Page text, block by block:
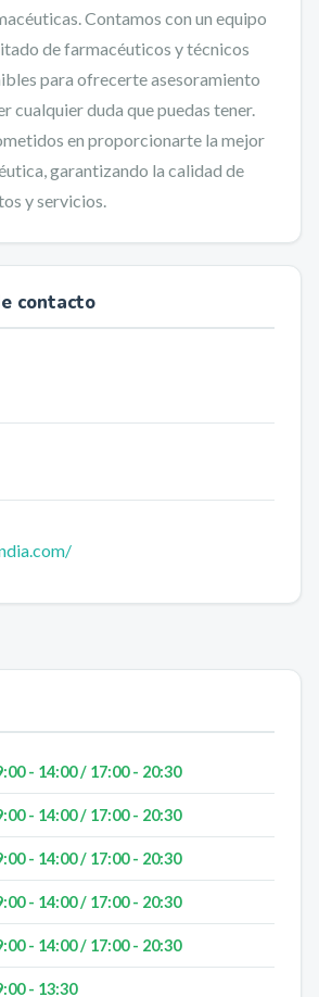
Contamos con un equipo
de farmacéuticos y técnicos
para ofrecerte asesoramiento
cualquier duda que puedas tener.
en proporcionarte la mejor
garantizando la calidad de
y servicios.
contacto
- 14:00 / 17:00 - 20:30
- 14:00 / 17:00 - 20:30
- 14:00 / 17:00 - 20:30
- 14:00 / 17:00 - 20:30
- 14:00 / 17:00 - 20:30
- 13:30